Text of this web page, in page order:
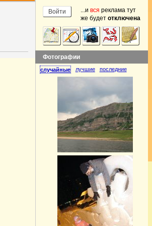
...и вся реклама тут
же будет отключена
Фотографии
случайные лучшие последние